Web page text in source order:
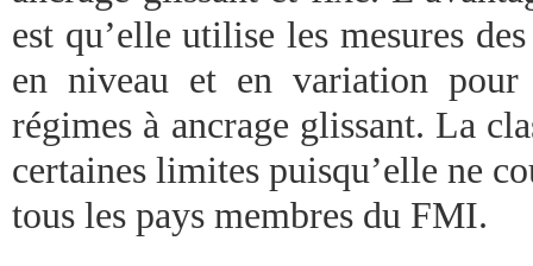
est qu’elle utilise les mesures
en niveau et en variation pour
régimes à ancrage glissant. La
certaines limites puisqu’elle ne
tous les pays membres du FMI.